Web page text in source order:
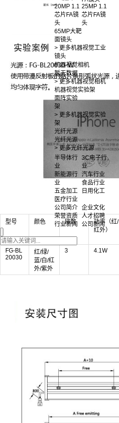
20MP 1.1
芯片FA镜
头
25MP 1.1
芯片FA镜
头
65MP大靶
面镜头
> 更多机器视觉工业
镜头
机器视觉相机
暂无数据
> 更多机器视觉相机
机器视觉实验架
面阵实验
架
> 更多机器视觉实验
架
光纤光源
光纤光源
> 更多光纤光源
半导体行
业
3C电子行
业
新能源行
业
汽车行业
食品行业
五金加工
日用化工
医疗行业
公司简介 企业文化
荣誉资质 人才招聘
行业新闻
公司新闻
型号 颜色 排数
功率（红/
红外）
FG-BL
20030
红/绿/
蓝/白/红
外/紫外
3 4.1W